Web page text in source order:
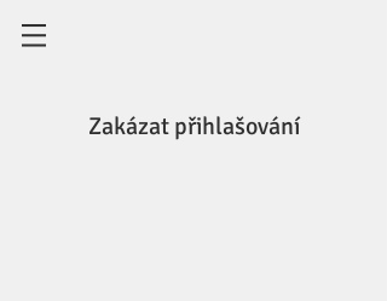
Zakázat přihlašování